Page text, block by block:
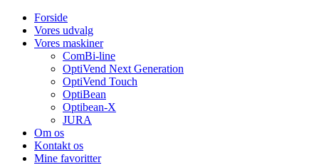
Forside
Vores udvalg
Vores maskiner
ComBi-line
OptiVend Next Generation
OptiVend Touch
OptiBean
Optibean-X
JURA
Om os
Kontakt os
Mine favoritter